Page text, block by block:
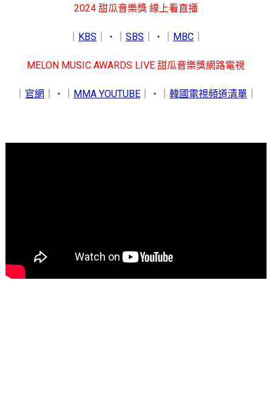
2024 甜瓜音樂獎 線上看直播
KBS ｜‧｜ SBS ｜‧｜ MBC｜
MELON MUSIC AWARDS LIVE 甜瓜音樂獎網路電視
官網 ｜‧｜ MMA YOUTUBE｜‧｜ 韓國電視頻道清單｜